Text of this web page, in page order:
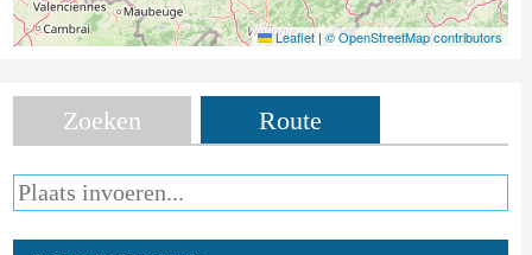
Leaflet | © OpenStreetMap contributors
Zoeken Route